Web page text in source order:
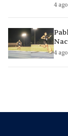
4
4